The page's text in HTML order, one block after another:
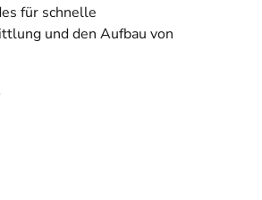
für schnelle
und den Aufbau von